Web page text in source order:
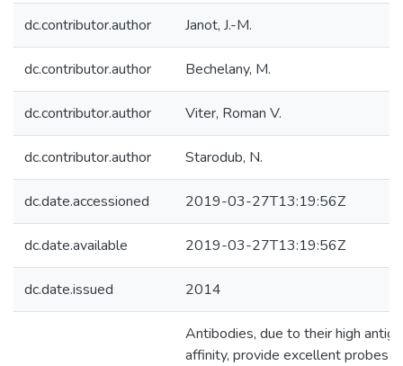
dc.contributor.author Janot, J.-M.
dc.contributor.author Bechelany, M.
dc.contributor.author Viter, Roman V.
dc.contributor.author Starodub, N.
dc.date.accessioned 2019-03-27T13:19:56Z
dc.date.available 2019-03-27T13:19:56Z
dc.date.issued 2014
Antibodies, due to their high
affinity, provide excellent probes